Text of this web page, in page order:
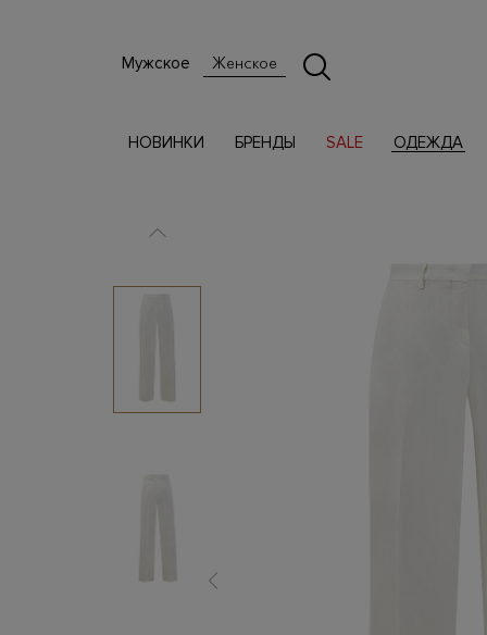
Мужское Женское
НОВИНКИ БРЕНДЫ SALE ОДЕЖДА